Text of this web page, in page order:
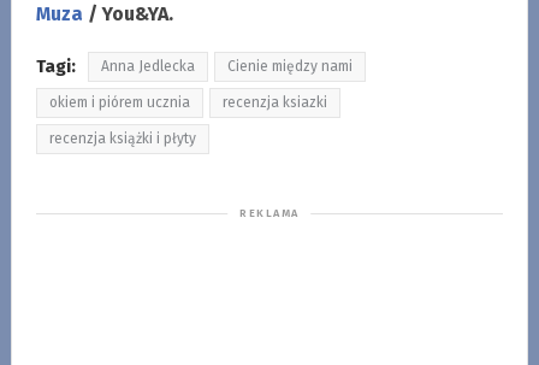
Muza / You&YA.
Tagi: Anna Jedlecka Cienie między nami
okiem i piórem ucznia recenzja ksiazki
recenzja książki i płyty